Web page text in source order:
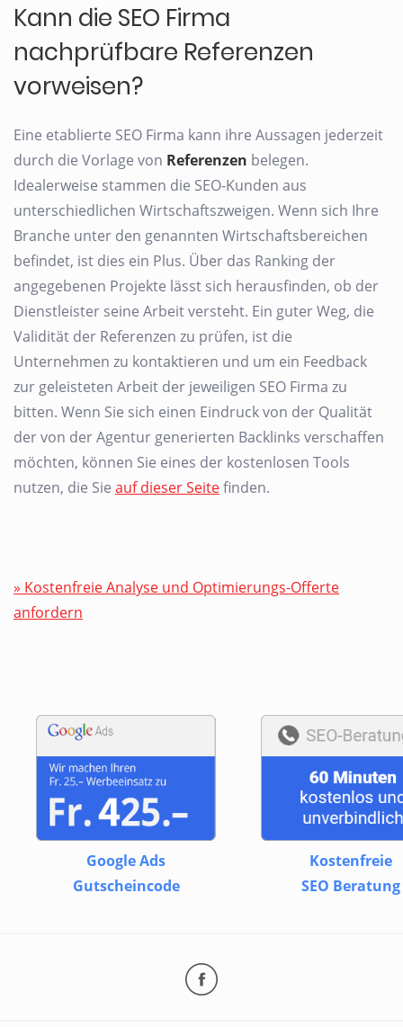
Kann die SEO Firma
nachprüfbare Referenzen
vorweisen?
Eine etablierte SEO Firma kann ihre Aussagen jederzeit
durch die Vorlage von Referenzen belegen.
Idealerweise stammen die SEO-Kunden aus
unterschiedlichen Wirtschaftszweigen. Wenn sich Ihre
Branche unter den genannten Wirtschaftsbereichen
befindet, ist dies ein Plus. Über das Ranking der
angegebenen Projekte lässt sich herausfinden, ob der
Dienstleister seine Arbeit versteht. Ein guter Weg, die
Validität der Referenzen zu prüfen, ist die
Unternehmen zu kontaktieren und um ein Feedback
zur geleisteten Arbeit der jeweiligen SEO Firma zu
bitten. Wenn Sie sich einen Eindruck von der Qualität
der von der Agentur generierten Backlinks verschaffen
möchten, können Sie eines der kostenlosen Tools
nutzen, die Sie auf dieser Seitefinden.
» Kostenfreie Analyse und Optimierungs-Offerte
anfordern
Google Ads
Gutscheincode
Kostenfreie
SEO Beratung